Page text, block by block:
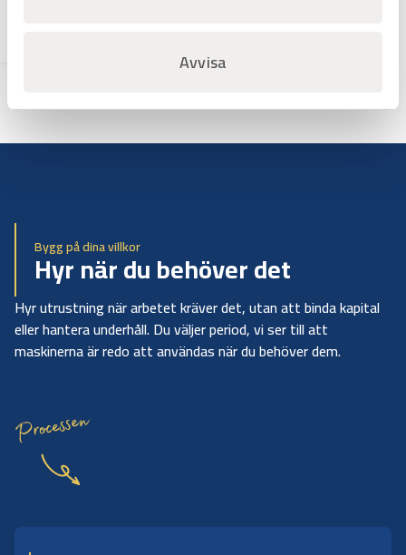
Avvisa
Bygg på dina villkor
Hyr när du behöver det
Hyr utrustning när arbetet kräver det, utan att binda kapital
eller hantera underhåll. Du väljer period, vi ser till att
maskinerna är redo att användas när du behöver dem.
Processen